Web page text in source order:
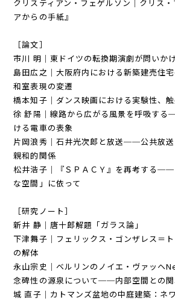
クリスティアン・フェゲルソン｜クリス
アからの手紙』
［論文］
市川 明｜東ドイツの転換期演劇が問いか
島田広之｜大阪府内における新築建売住
和室表現の変遷
橋本知子｜ダンス映画における実験性、
徐 舒陽｜線路から広がる風景を呼吸す
ける電車の表象
片岡浪秀｜石井光次郎と放送──公共放送
親和的関係
松井浩子｜『ＳＰＡＣＹ』を再考する──
な空間」に依って
［研究ノート］
新井 静｜唐十郎解題「ガラス論」
下津舞子｜フェリックス・ゴンザレス＝ト
の解体
永山宗史｜ベルリンのノイエ・ヴァッヘ
念碑性の源泉について──内部空間との関
城 直子｜カトマンズ盆地の中庭建築：ネ